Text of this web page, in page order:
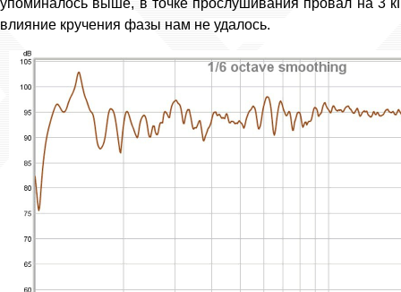
упоминалось выше, в точке прослушивания провал на 3
влияние кручения фазы нам не удалось.